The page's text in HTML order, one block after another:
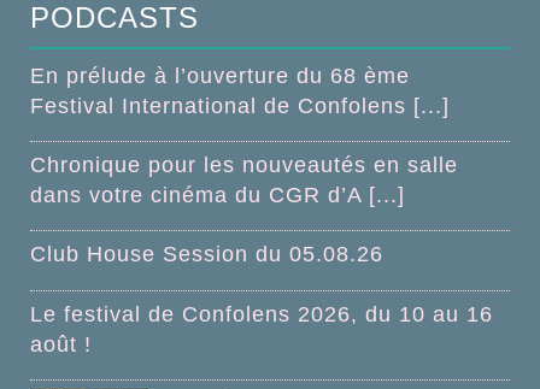
PODCASTS
En prélude à l’ouverture du 68 ème
Festival International de Confolens [...]
Chronique pour les nouveautés en salle
dans votre cinéma du CGR d’A [...]
Club House Session du 05.08.26
Le festival de Confolens 2026, du 10 au 16
août !